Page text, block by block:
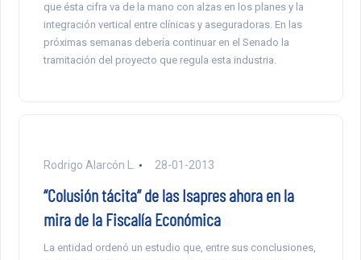
que ésta cifra va de la mano con alzas en los planes y la
integración vertical entre clínicas y aseguradoras. En las
próximas semanas debería continuar en el Senado la
tramitación del proyecto que regula esta industria.
Rodrigo Alarcón L. 28-01-2013
“Colusión tácita” de las Isapres ahora en la
mira de la Fiscalía Económica
La entidad ordenó un estudio que, entre sus conclusiones,